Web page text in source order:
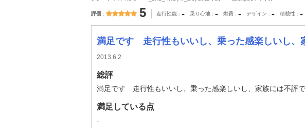
評価 5 走行性能 - 乗り心地 - 燃費 - デザイン - 積載性 -
満足です 走行性もいいし、乗った感楽しいし、
2013.6.2
総評
満足です 走行性もいいし、乗った感楽しいし、家族には不評で
満足している点
-